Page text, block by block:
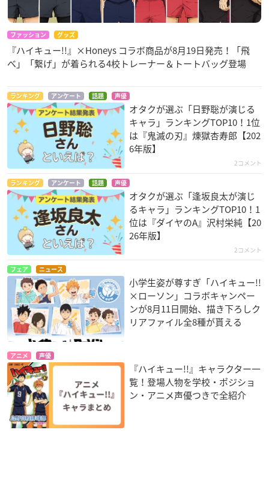
ファッション グッズ
『ハイキュー!!』×Honeys コラボ商品が8月19日発売！「飛
べ」「繋げ」が着られる4校トレーナー＆トートバッグ登場
ランキング アンケート 話題 声優
オタクが選ぶ「日野聡が演じる
キャラ」ランキングTOP10！1位
は『鬼滅の刃』煉󠄁獄杏寿郎【202
6年版】
2コメント
ランキング アンケート 話題 声優
オタクが選ぶ「逢坂良太が演じ
るキャラ」ランキングTOP10！1
位は『ダイヤのA』沢村栄純【20
26年版】
2コメント
フェア ニュース
小学生姿が尊すぎ「ハイキュー!!
×ローソン」コラボキャンペー
ンが8月11日開始、描き下ろしク
リアファイル全8種が貰える
アニメ 声優
『ハイキュー!!』キャラクター一
覧！登場人物を学校・ポジショ
ン・アニメ声優つきで全紹介